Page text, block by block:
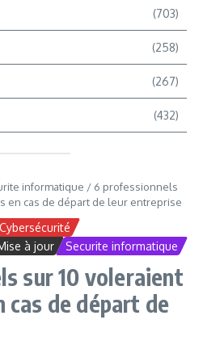
(703)
(258)
(267)
(432)
informatique / 6 professionnels
en cas de départ de leur entreprise
Cybersécurité
à jour Securite informatique
sur 10 voleraient
cas de départ de